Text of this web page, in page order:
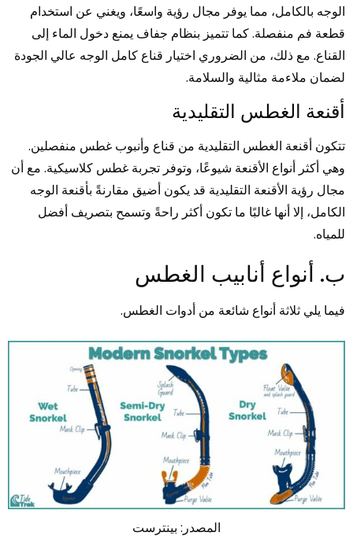
الوجه بالكامل، مما يوفر مجال رؤية واسعًا، ويغني عن استخدام
قطعة فم منفصلة. كما تتميز بنظام جفاف يمنع دخول الماء إلى
القناع. مع ذلك، من الضروري اختيار قناع كامل الوجه عالي الجودة
لضمان ملاءمة مثالية والسلامة.
أقنعة الغطس التقليدية
تتكون أقنعة الغطس التقليدية من قناع وأنبوب غطس منفصلين.
وهي أكثر أنواع الأقنعة شيوعًا، وتوفر تجربة غطس كلاسيكية. مع أن
مجال رؤية الأقنعة التقليدية قد يكون أضيق مقارنةً بأقنعة الوجه
الكامل، إلا أنها غالبًا ما تكون أكثر راحةً وتسمح بتصريف أفضل
للمياه.
ب. أنواع أنابيب الغطس
فيما يلي ثلاثة أنواع شائعة من أدوات الغطس.
المصدر: بينترست